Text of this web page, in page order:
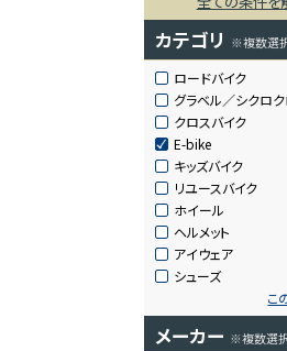
カテゴリ ※複数選
ロードバイク
グラベル／シクロ
クロスバイク
E-bike
キッズバイク
リユースバイク
ホイール
ヘルメット
アイウェア
シューズ
こ
メーカー ※複数選